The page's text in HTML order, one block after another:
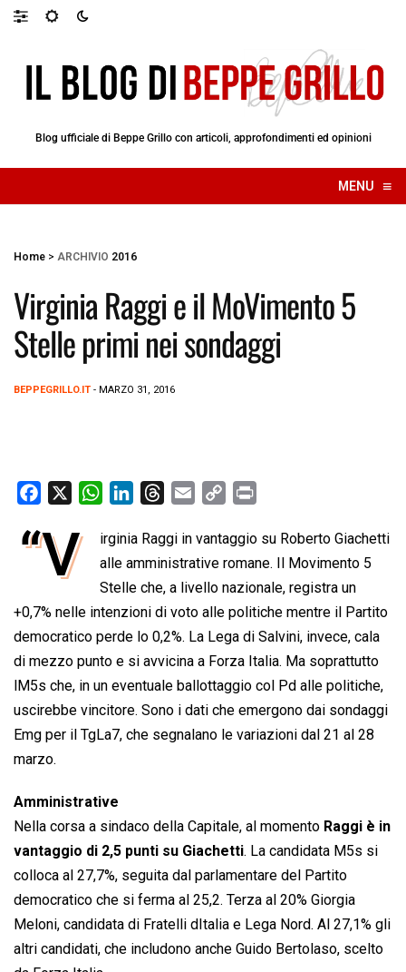
Blog ufficiale di Beppe Grillo con articoli, approfondimenti ed opinioni
MENU ≡
☰
Home > ARCHIVIO 2016
Virginia Raggi e il MoVimento 5
Stelle primi nei sondaggi
BEPPEGRILLO.IT - MARZO 31, 2016
c
o
o
k
W
a
t
s
A
p
p
n
k
e
d
n
r
e
a
d
s
a
i
l
p
y
L
i
n
k
i
n
t
“V
irginia Raggi in vantaggio su Roberto Giachetti
alle amministrative romane. Il Movimento 5
Stelle che, a livello nazionale, registra un
+0,7% nelle intenzioni di voto alle politiche mentre il Partito
democratico perde lo 0,2%. La Lega di Salvini, invece, cala
di mezzo punto e si avvicina a Forza Italia. Ma soprattutto
lM5s che, in un eventuale ballottaggio col Pd alle politiche,
uscirebbe vincitore. Sono i dati che emergono dai sondaggi
Emg per il TgLa7, che segnalano le variazioni dal 21 al 28
marzo.
Amministrative
Nella corsa a sindaco della Capitale, al momento Raggi è in
vantaggio di 2,5 punti su Giachetti. La candidata M5s si
colloca al 27,7%, seguita dal parlamentare del Partito
democratico che si ferma al 25,2. Terza al 20% Giorgia
Meloni, candidata di Fratelli dItalia e Lega Nord. Al 27,1% gli
altri candidati, che includono anche Guido Bertolaso, scelto